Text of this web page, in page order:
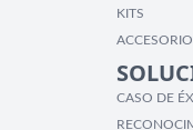
KITS
CASO DE